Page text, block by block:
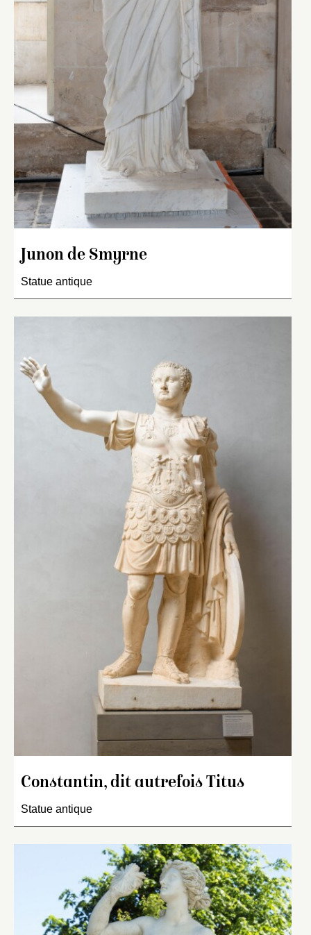
Junon de Smyrne
Statue antique
Constantin, dit autrefois Titus
Statue antique